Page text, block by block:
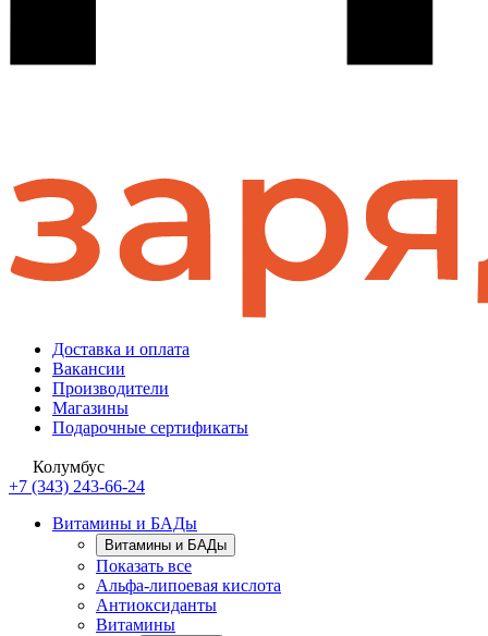
Доставка и оплата
Вакансии
Производители
Магазины
Подарочные сертификаты
Колумбус
+7 (343) 243-66-24
Витамины и БАДы
Витамины и БАДы
Показать все
Альфа-липоевая кислота
Антиоксиданты
Витамины